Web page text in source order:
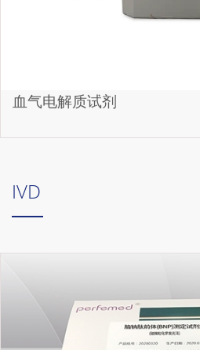
血气电解质试剂
IVD